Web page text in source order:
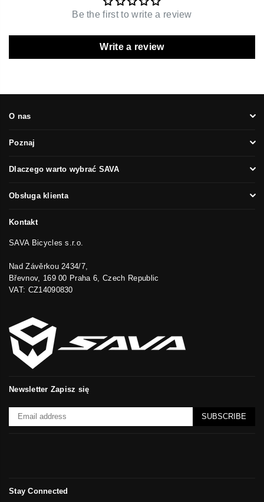
Be the first to write a review
Write a review
O nas
Poznaj
Dlaczego warto wybrać SAVA
Obsługa klienta
Kontakt
SAVA Bicycles s.r.o.
Nad Závěrkou 2434/7,
Břevnov, 169 00 Praha 6, Czech Republic
VAT: CZ14090830
Newsletter Zapisz się
SUBSCRIBE
Stay Connected